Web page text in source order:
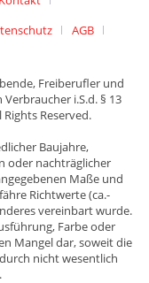
AGB
Freiberufler und
i.S.d. § 13
Reserved.
Baujahre,
oder nachträglicher
Maße und
Richtwerte (ca.-
vereinbart wurde.
Farbe oder
Mangel dar, soweit die
nicht wesentlich